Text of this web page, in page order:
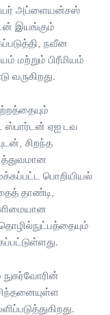
அப்ளையன்சஸ்
இயங்கும்
நவீன
மற்றும் பிரீமியம்
வருகிறது.
ஸ்பார்டன் ஏஐ டவ
சிறந்த
பொறியியல்
தாண்டி,
நுகர்வோரின்